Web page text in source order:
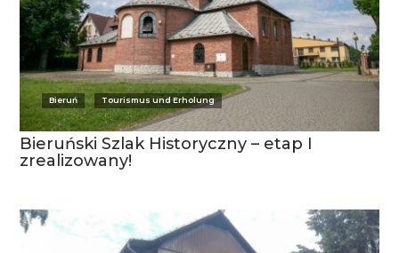
Bieruń Tourismus und Erholung
Bieruński Szlak Historyczny – etap I
zrealizowany!